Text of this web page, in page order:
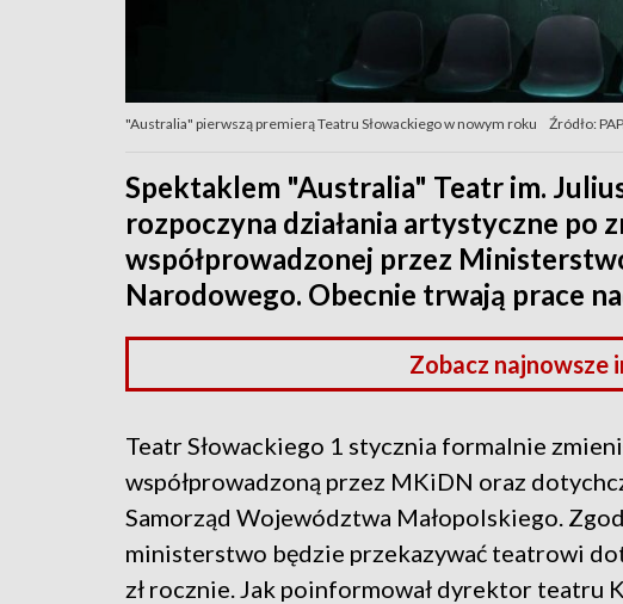
"Australia" pierwszą premierą Teatru Słowackiego w nowym roku Źródło:
Spektaklem "Australia" Teatr im.
rozpoczyna działania artystyczne po
współprowadzonej przez
Narodowego. Obecnie trwają prace
Zobacz najnowsze
Teatr Słowackiego 1 stycznia formalnie
współprowadzoną przez MKiDN oraz
Samorząd Województwa Małopolskiego.
ministerstwo będzie przekazywać teatrowi
zł rocznie. Jak poinformował dyrektor teatru